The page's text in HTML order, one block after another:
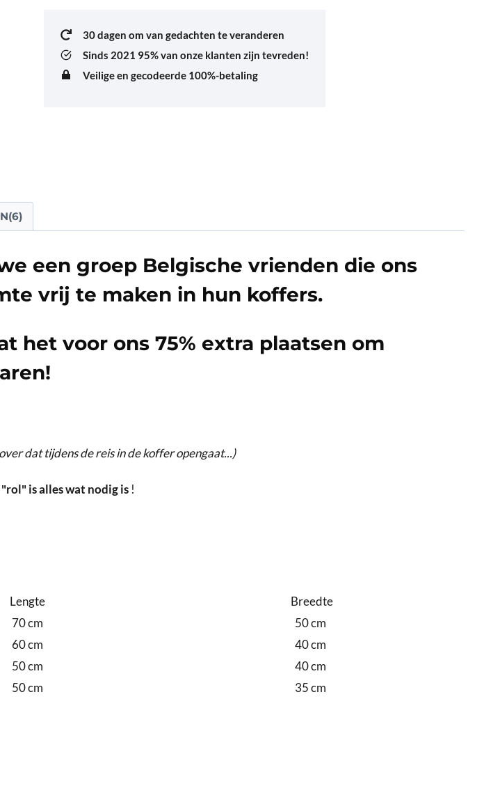
30 dagen om van gedachten te veranderen
Sinds 2021 95% van onze klanten zijn tevreden!
Veilige en gecodeerde 100%-betaling
een groep Belgische vrienden die ons
vrij te maken in hun koffers.
het voor ons 75% extra plaatsen om
dat tijdens de reis in de koffer opengaat...)
is alles wat nodig is!
Lengte
Breedte
70 cm
50 cm
60 cm
40 cm
50 cm
40 cm
50 cm 35 cm